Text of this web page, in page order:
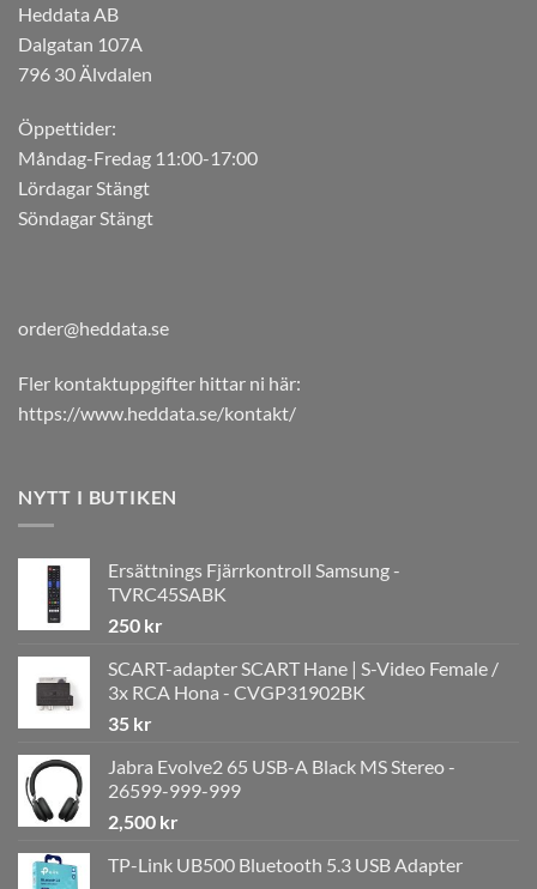
Heddata AB
Dalgatan 107A
796 30 Älvdalen
Öppettider:
Måndag-Fredag 11:00-17:00
Lördagar Stängt
Söndagar Stängt
order@heddata.se
Fler kontaktuppgifter hittar ni här:
https://www.heddata.se/kontakt/
NYTT I BUTIKEN
Ersättnings Fjärrkontroll Samsung -
TVRC45SABK
250 kr
SCART-adapter SCART Hane | S-Video Female /
3x RCA Hona - CVGP31902BK
35 kr
Jabra Evolve2 65 USB-A Black MS Stereo -
26599-999-999
2,500 kr
TP-Link UB500 Bluetooth 5.3 USB Adapter